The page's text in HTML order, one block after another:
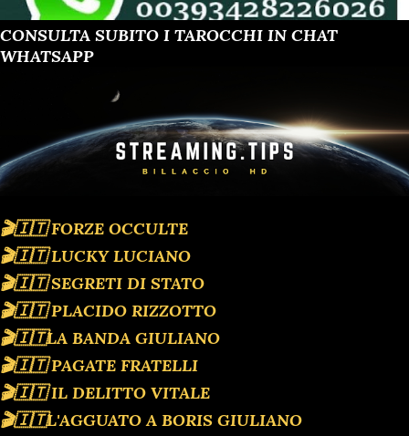
CONSULTA SUBITO I TAROCCHI IN CHAT
WHATSAPP
🎬🇮🇹 FORZE OCCULTE
🎬🇮🇹 LUCKY LUCIANO
🎬🇮🇹 SEGRETI DI STATO
🎬🇮🇹 PLACIDO RIZZOTTO
🎬🇮🇹LA BANDA GIULIANO
🎬🇮🇹 PAGATE FRATELLI
🎬🇮🇹 IL DELITTO VITALE
🎬🇮🇹L'AGGUATO A BORIS GIULIANO